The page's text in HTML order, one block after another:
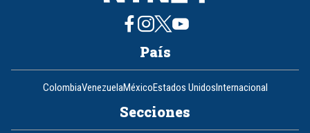
País
ColombiaVenezuelaMéxicoEstados UnidosInternacional
Secciones